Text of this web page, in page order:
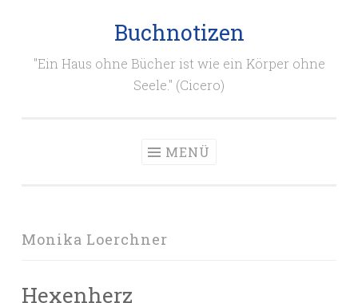
Buchnotizen
"Ein Haus ohne Bücher ist wie ein Körper ohne
Seele." (Cicero)
MENÜ
Monika Loerchner
Hexenherz